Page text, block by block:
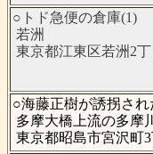
○トド急便の倉庫(1)
若洲
東京都江東区若洲2丁
○海藤正樹が誘拐され
多摩大橋上流の多摩川
東京都昭島市宮沢町3